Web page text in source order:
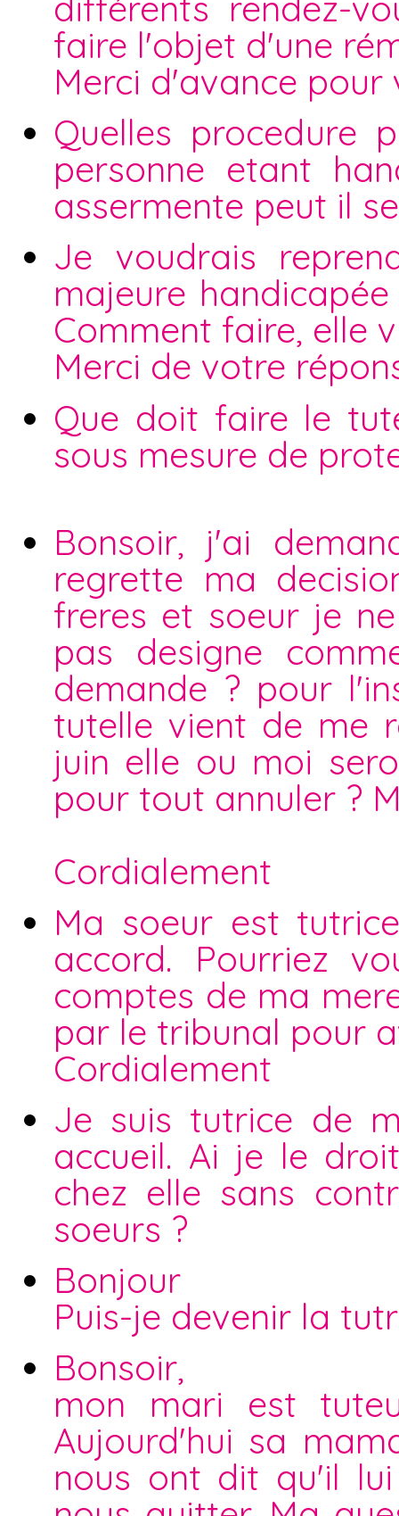
faire l'objet d'une
Merci d'avance pour
Quelles procedure
personne etant
assermente peut il
Je voudrais
majeure
Comment faire, elle
Merci de votre
Que doit faire le
sous mesure de
Bonsoir, j'ai
regrette ma
freres et soeur je
pas designe
demande ? pour
tutelle vient de me
juin elle ou moi
pour tout annuler ?
Cordialement
Ma soeur est
accord. Pourriez
comptes de ma
par le tribunal pour
Cordialement
Je suis tutrice de
accueil. Ai je le
chez elle sans
soeurs ?
Bonjour
Puis-je devenir la
Bonsoir,
mon mari est
Aujourd'hui sa
nous ont dit qu'il